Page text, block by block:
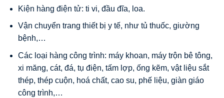
Kiện hàng điện tử: ti vi, đầu đĩa, loa.
Vận chuyển trang thiết bị y tế, như tủ thuốc, giường
bệnh,…
Các loại hàng công trình: máy khoan, máy trộn bê tông,
xi măng, cát, đá, tụ điện, tấm lợp, ống kẽm, vật liệu sắt
thép, thép cuộn, hoá chất, cao su, phế liệu, giàn giáo
công trình,…